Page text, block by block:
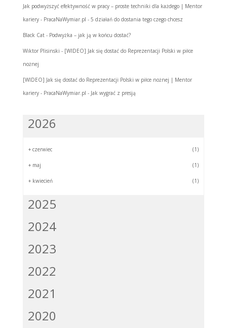
Jak podwyższyć efektywność w pracy – proste techniki dla każdego | Mentor
kariery - PracaNaWymiar.pl - 5 działań do dostania tego czego chcesz
Black Cat- Podwyżka – jak ją w końcu dostać?
Wiktor Plisinski - [WIDEO] Jak się dostać do Reprezentacji Polski w piłce
nożnej
[WIDEO] Jak się dostać do Reprezentacji Polski w piłce nożnej | Mentor
kariery - PracaNaWymiar.pl - Jak wygrać z presją
2026
+ czerwiec (1)
+ maj (1)
+ kwiecień (1)
2025
2024
2023
2022
2021
2020